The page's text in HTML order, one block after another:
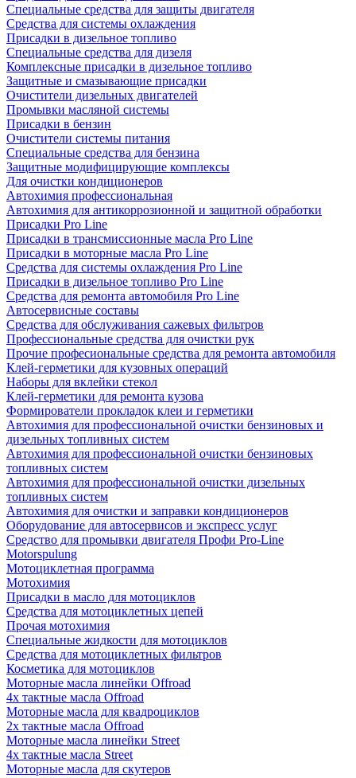
Специальныe средства для защиты двигателя
Средства для системы охлаждения
Присадки в дизельное топливо
Спeциальные средства для дизеля
Комплексные присадки в дизельное топливо
Защитные и смазывающие присадки
Очистители дизельных двигателей
Промывки масляной системы
Присадки в бензин
Очистители системы питания
Специальные срeдства для бензина
Защитные модифицирующие комплексы
Для очистки кондиционеров
Автохимия профессиональная
Автохимия для антикоррозионной и защитной обработки
Присадки Pro Line
Присадки в трансмиссионные масла Pro Line
Присадки в моторные масла Pro Line
Средства для системы охлаждения Pro Line
Присадки в дизельное топливо Pro Line
Средства для ремонта автомобиля Pro Line
Автосервисные составы
Средства для обслуживания сажевых фильтров
Профессиональные средства для очистки рук
Прочие професиональные средства для ремонта автомобиля
Клей-герметики для кузовных операций
Наборы для вклейки стекол
Клей-герметики для ремонта кузова
Формирователи прокладок клеи и герметики
Автохимия для профессиональной очистки бензиновых и
дизельных топливных систем
Автохимия для профессиональной очистки бензиновых
топливных систем
Автохимия для профессиональной очистки дизельных
топливных систем
Автохимия для очистки и заправки кондиционеров
Оборудование для автосервисов и экспресс услуг
Средство для промывки двигателя Профи Pro-Line
Motorspulung
Мотоциклетная программа
Мотохимия
Присадки в масло для мотоциклов
Средства для мотоциклетных цепей
Прочая мотохимия
Специальные жидкости для мотоциклов
Средства для мотоциклетных фильтров
Косметика для мотоциклов
Моторные масла линейки Offroad
4х тактные масла Offroad
Моторные масла для квадроциклов
2х тактные масла Offroad
Моторные масла линейки Street
4х тактные масла Street
Моторные масла для скутеров